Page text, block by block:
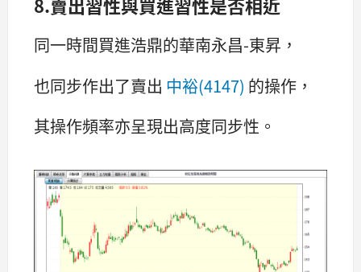
同一時間買進浩鼎的華南永昌-東昇，
也同步作出了賣出 中裕(4147) 的操作，
其操作頻率亦呈現出高度同步性。